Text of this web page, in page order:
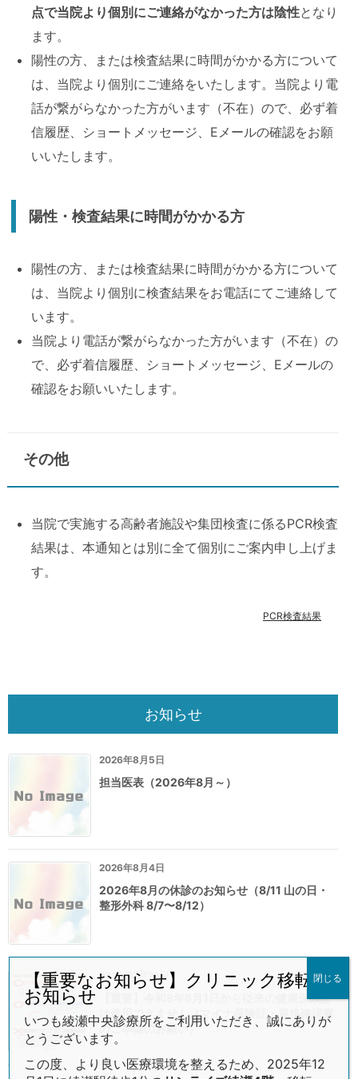
点で当院より個別にご連絡がなかった方は陰性となり
ます。
陽性の方、または検査結果に時間がかかる方について
は、当院より個別にご連絡をいたします。当院より電
話が繋がらなかった方がいます（不在）ので、必ず着
信履歴、ショートメッセージ、Eメールの確認をお願
いいたします。
陽性・検査結果に時間がかかる方
陽性の方、または検査結果に時間がかかる方について
は、当院より個別に検査結果をお電話にてご連絡して
います。
当院より電話が繋がらなかった方がいます（不在）の
で、必ず着信履歴、ショートメッセージ、Eメールの
確認をお願いいたします。
その他
当院で実施する高齢者施設や集団検査に係るPCR検査
結果は、本通知とは別に全て個別にご案内申し上げま
す。
PCR検査結果
お知らせ
2026年8月5日
担当医表（2026年8月～）
2026年8月4日
2026年8月の休診のお知らせ（8/11 山の日・
整形外科 8/7〜8/12）
2026年7月26日
【重要】令和8年8月1日から従来の健康保険証
は使用できません（マイナ保険証・資格確認書
のご準備のお願い）
【重要なお知らせ】クリニック移転の
お知らせ
いつも綾瀬中央診療所をご利用いただき、誠にありが
とうございます。
この度、より良い医療環境を整えるため、2025年12
閉じる